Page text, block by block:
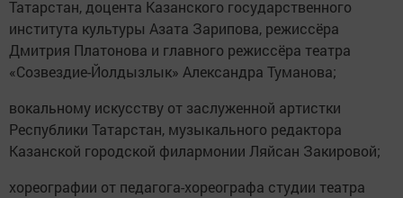
Татарстан, доцента Казанского государственного
института культуры Азата Зарипова, режиссёра
Дмитрия Платонова и главного режиссёра театра
«Созвездие-Йолдызлык» Александра Туманова;
вокальному искусству от заслуженной артистки
Республики Татарстан, музыкального редактора
Казанской городской филармонии Ляйсан Закировой;
хореографии от педагога-хореографа студии театра